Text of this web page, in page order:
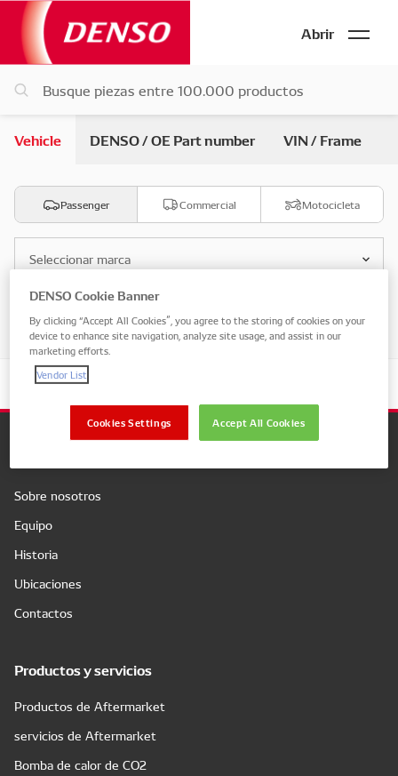
Abrir
Vehicle DENSO / OE Part number VIN / Frame
Passenger Commercial Motocicleta
Seleccionar marca
Seleccionar modelo
Sobre nosotros
Equipo
Historia
Ubicaciones
Contactos
Productos y servicios
Productos de Aftermarket
servicios de Aftermarket
Bomba de calor de CO2
DENSO Cookie Banner
By clicking “Accept All Cookies”, you agree to the storing of cookies on your
device to enhance site navigation, analyze site usage, and assist in our
marketing efforts.
Vendor List
Accept All Cookies
Cookies Settings